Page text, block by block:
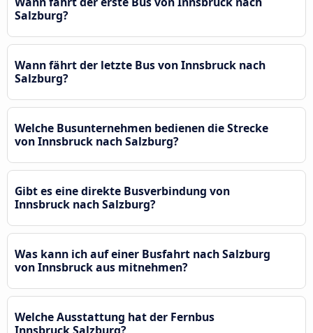
Salzburg?
Wann fährt der letzte Bus von Innsbruck nach
Salzburg?
Welche Busunternehmen bedienen die Strecke
von Innsbruck nach Salzburg?
Gibt es eine direkte Busverbindung von
Innsbruck nach Salzburg?
Was kann ich auf einer Busfahrt nach Salzburg
von Innsbruck aus mitnehmen?
Welche Ausstattung hat der Fernbus